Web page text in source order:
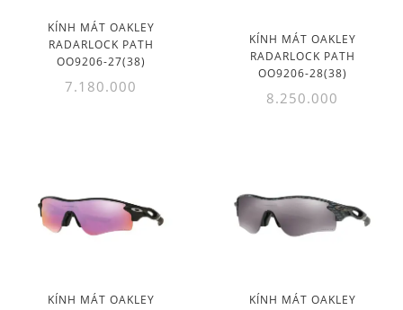
KÍNH MÁT OAKLEY
RADARLOCK PATH
OO9206-27(38)
7.180.000
KÍNH MÁT OAKLEY
RADARLOCK PATH
OO9206-28(38)
8.250.000
KÍNH MÁT OAKLEY
KÍNH MÁT OAKLEY